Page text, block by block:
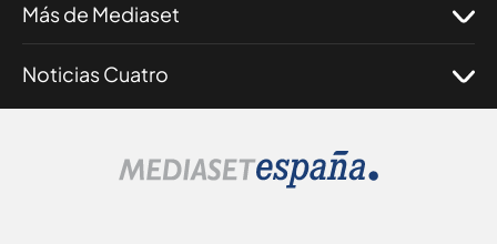
Más de Mediaset
Noticias Cuatro